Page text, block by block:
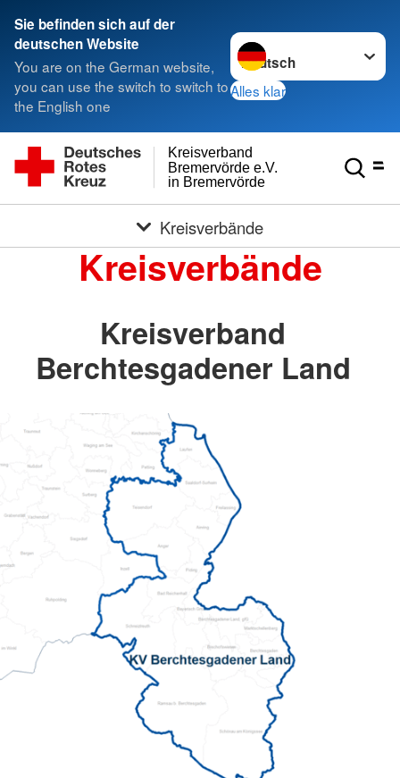
Sie befinden sich auf der
deutschen Website
You are on the German website,
you can use the switch to switch to
the English one
Sprache wechseln zu
Alles klar
in Bremervörde
Bremervörde e.V.
Kreisverband
Kreisverbände
Kreisverbände
Kreisverband
Berchtesgadener Land